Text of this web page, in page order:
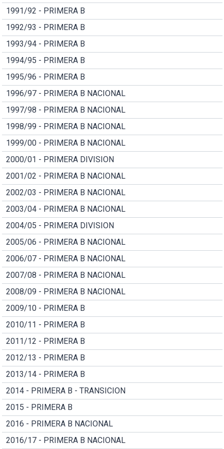
1991/92 - PRIMERA B
1992/93 - PRIMERA B
1993/94 - PRIMERA B
1994/95 - PRIMERA B
1995/96 - PRIMERA B
1996/97 - PRIMERA B NACIONAL
1997/98 - PRIMERA B NACIONAL
1998/99 - PRIMERA B NACIONAL
1999/00 - PRIMERA B NACIONAL
2000/01 - PRIMERA DIVISION
2001/02 - PRIMERA B NACIONAL
2002/03 - PRIMERA B NACIONAL
2003/04 - PRIMERA B NACIONAL
2004/05 - PRIMERA DIVISION
2005/06 - PRIMERA B NACIONAL
2006/07 - PRIMERA B NACIONAL
2007/08 - PRIMERA B NACIONAL
2008/09 - PRIMERA B NACIONAL
2009/10 - PRIMERA B
2010/11 - PRIMERA B
2011/12 - PRIMERA B
2012/13 - PRIMERA B
2013/14 - PRIMERA B
2014 - PRIMERA B - TRANSICION
2015 - PRIMERA B
2016 - PRIMERA B NACIONAL
2016/17 - PRIMERA B NACIONAL